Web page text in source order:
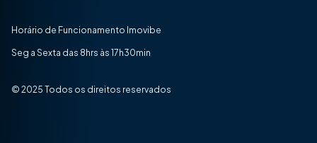
Horário de Funcionamento Imovibe
Seg a Sexta das 8hrs às 17h30min
© 2025 Todos os direitos reservados